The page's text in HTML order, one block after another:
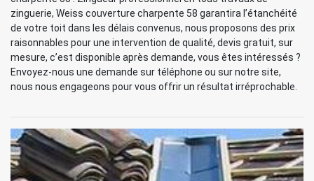
zinguerie, Weiss couverture charpente 58 garantira l’étanchéité
de votre toit dans les délais convenus, nous proposons des prix
raisonnables pour une intervention de qualité, devis gratuit, sur
mesure, c’est disponible après demande, vous êtes intéressés ?
Envoyez-nous une demande sur téléphone ou sur notre site,
nous nous engageons pour vous offrir un résultat irréprochable.